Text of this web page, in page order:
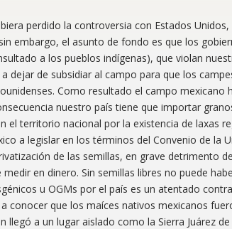
perdido la controversia con Estados
embargo, el asunto de fondo es que los
a los pueblos indígenas), que violan
dejar de subsidiar al campo para que los
Como resultado el campo
nuestro país tiene que importar
el territorio nacional por la existencia de laxas
a legislar en los términos del Convenio de la
de las semillas, en grave detrimento
en dinero. Sin semillas libres no puede
u OGMs por el país es un atentado
conocer que los maíces nativos mexicanos
a un lugar aislado como la Sierra Juárez